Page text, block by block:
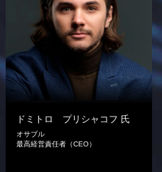
ドミトロ プリシャコフ 氏
オサブル
最高経営責任者（CEO）